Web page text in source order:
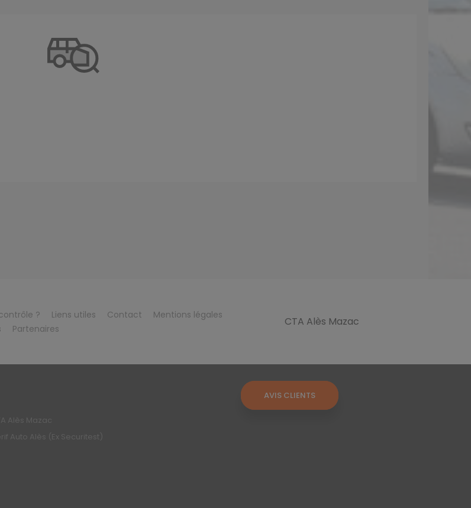
? Liens utiles Contact
Mentions légales
Partenaires
CTA Alès Mazac
Alès Mazac
Auto Alès (Ex Securitest)
AVIS CLIENTS